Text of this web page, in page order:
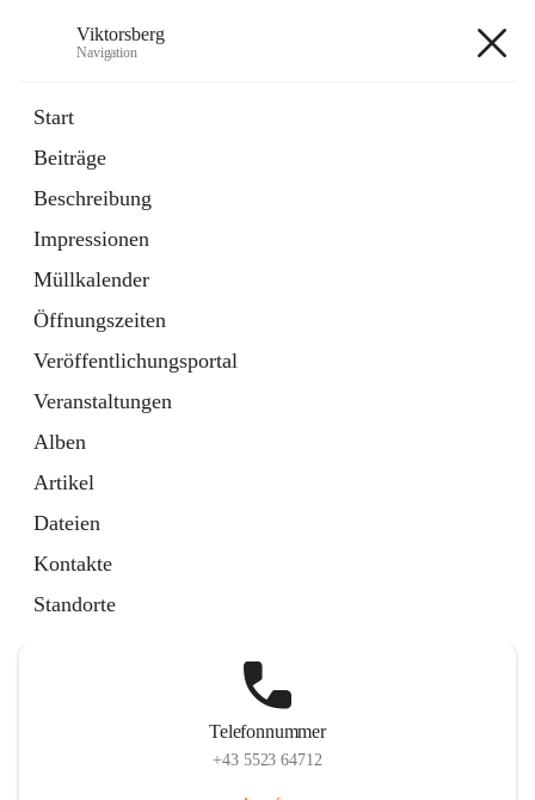
Viktorsberg
Navigation
Start
Beiträge
Beschreibung
Impressionen
Müllkalender
Öffnungszeiten
Veröffentlichungsportal
Veranstaltungen
Alben
Artikel
Dateien
Kontakte
Standorte
1 Schnellzugriff
Bürgerservice
10 Schnellzugriffe
Telefonnummer
+43 5523 64712